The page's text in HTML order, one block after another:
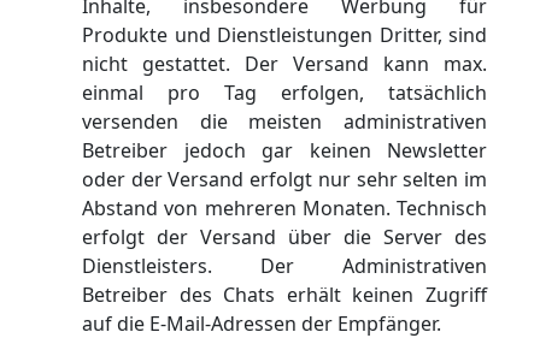
Inhalte, insbesondere Werbung für
Produkte und Dienstleistungen Dritter, sind
nicht gestattet. Der Versand kann max.
einmal pro Tag erfolgen, tatsächlich
versenden die meisten administrativen
Betreiber jedoch gar keinen Newsletter
oder der Versand erfolgt nur sehr selten im
Abstand von mehreren Monaten. Technisch
erfolgt der Versand über die Server des
Dienstleisters. Der Administrativen
Betreiber des Chats erhält keinen Zugriff
auf die E-Mail-Adressen der Empfänger.